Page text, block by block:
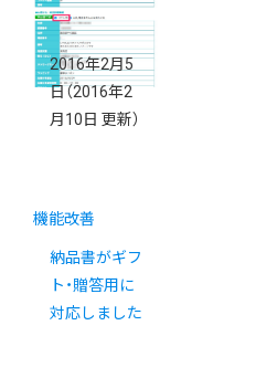
2016年2月5
日（2016年2
月10日 更新）
機能改善
納品書がギフ
ト・贈答用に
対応しました